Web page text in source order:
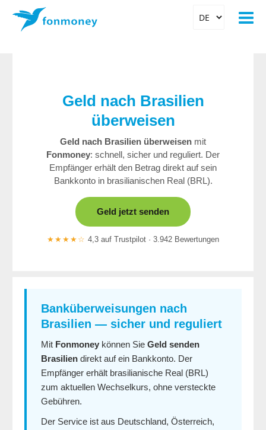
Geld nach Brasilien
überweisen
Geld nach Brasilien überweisen mit
Fonmoney: schnell, sicher und reguliert. Der
Empfänger erhält den Betrag direkt auf sein
Bankkonto in brasilianischen Real (BRL).
Geld jetzt senden
★★★★☆ 4,3 auf Trustpilot · 3.942 Bewertungen
Banküberweisungen nach
Brasilien — sicher und reguliert
Mit Fonmoney können Sie Geld senden
Brasilien direkt auf ein Bankkonto. Der
Empfänger erhält brasilianische Real (BRL)
zum aktuellen Wechselkurs, ohne versteckte
Gebühren.
Der Service ist aus Deutschland, Österreich,